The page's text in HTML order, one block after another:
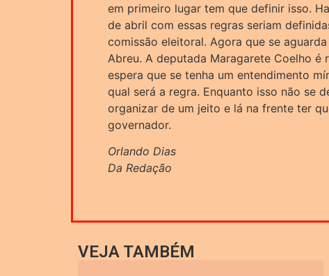
em primeiro lugar tem que definir isso.
de abril com essas regras seriam
comissão eleitoral. Agora que se
Abreu. A deputada Maragarete Coelho
espera que se tenha um entendimento
qual será a regra. Enquanto isso não se
organizar de um jeito e lá na frente ter
governador.
Orlando Dias
Da Redação
VEJA TAMBÉM